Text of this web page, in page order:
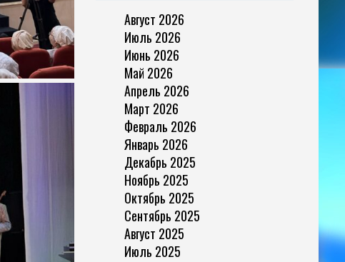
Август 2026
Июль 2026
Июнь 2026
Май 2026
Апрель 2026
Март 2026
Февраль 2026
Январь 2026
Декабрь 2025
Ноябрь 2025
Октябрь 2025
Сентябрь 2025
Август 2025
Июль 2025